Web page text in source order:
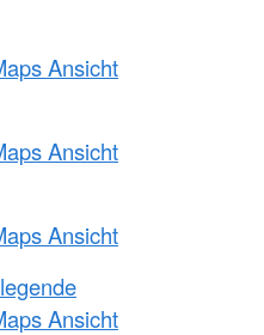
Ansicht
Ansicht
Ansicht
Ansicht